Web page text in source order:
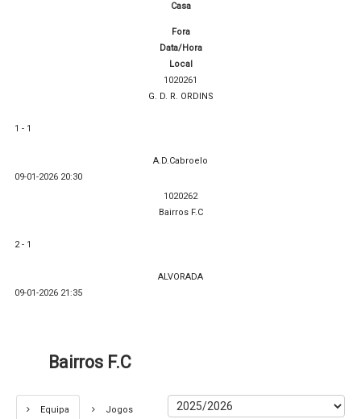
Casa
Fora
Data/Hora
Local
1020261
G. D. R. ORDINS
1 - 1
A.D.Cabroelo
09-01-2026 20:30
1020262
Bairros F.C
2 - 1
ALVORADA
09-01-2026 21:35
Bairros F.C
Equipa Jogos